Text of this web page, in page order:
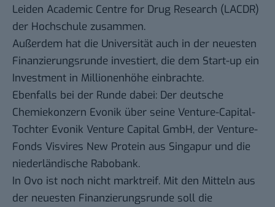
Leiden Academic Centre for Drug Research (LACDR)
der Hochschule zusammen.
Außerdem hat die Universität auch in der neuesten
Finanzierungsrunde investiert, die dem Start-up ein
Investment in Millionenhöhe einbrachte.
Ebenfalls bei der Runde dabei: Der deutsche
Chemiekonzern Evonik über seine Venture-Capital-
Tochter Evonik Venture Capital GmbH, der Venture-
Fonds Visvires New Protein aus Singapur und die
niederländische Rabobank.
In Ovo ist noch nicht marktreif. Mit den Mitteln aus
der neuesten Finanzierungsrunde soll die